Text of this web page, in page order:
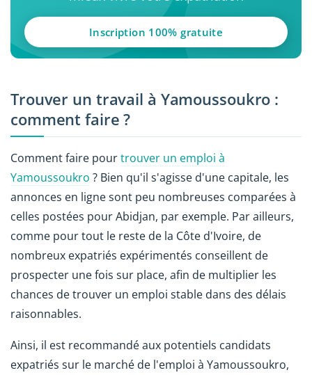
Inscription 100% gratuite
Trouver un travail à Yamoussoukro :
comment faire ?
Comment faire pourtrouver un emploi à
Yamoussoukro ? Bien qu'il s'agisse d'une capitale, les
annonces en ligne sont peu nombreuses comparées à
celles postées pour Abidjan, par exemple. Par ailleurs,
comme pour tout le reste de la Côte d'Ivoire, de
nombreux expatriés expérimentés conseillent de
prospecter une fois sur place, afin de multiplier les
chances de trouver un emploi stable dans des délais
raisonnables.
Ainsi, il est recommandé aux potentiels candidats
expatriés sur le marché de l'emploi à Yamoussoukro,